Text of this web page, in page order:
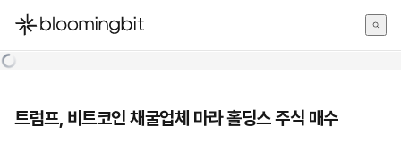
한국어
트럼프, 비트코인 채굴업체 마라 홀딩스 주식 매수